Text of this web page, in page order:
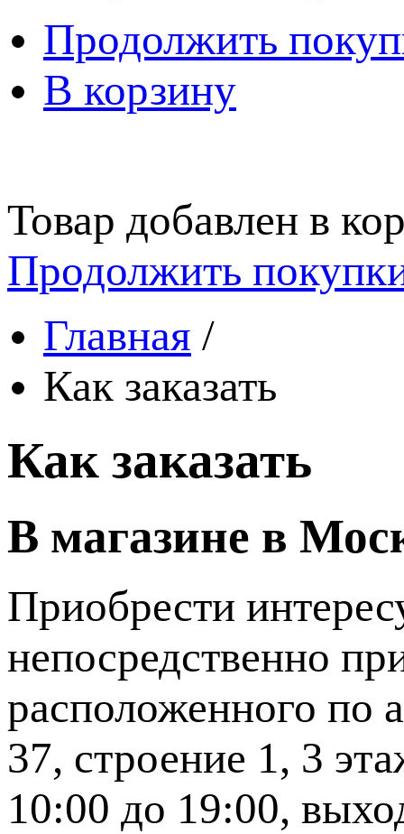
Продолжить
В корзину
Товар добавлен в
Продолжить
Главная /
Как заказать
Как заказать
В магазине в
Приобрести
непосредственно
расположенного по
37, строение 1, 3
10:00 до 19:00,